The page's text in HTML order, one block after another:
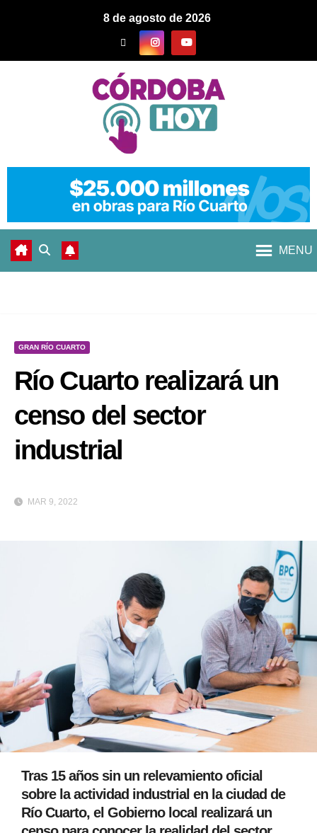
8 de agosto de 2026
MENU
GRAN RÍO CUARTO
Río Cuarto realizará un
censo del sector
industrial
MAR 9, 2022
Tras 15 años sin un relevamiento oficial
sobre la actividad industrial en la ciudad de
Río Cuarto, el Gobierno local realizará un